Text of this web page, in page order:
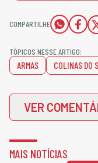
COMPARTILHE
TÓPICOS NESSE ARTIGO:
ARMAS COLINAS DO
VER
MAIS NOTÍCIAS